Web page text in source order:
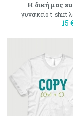
Η δική μας
γυναικείο t-shirt
15 €